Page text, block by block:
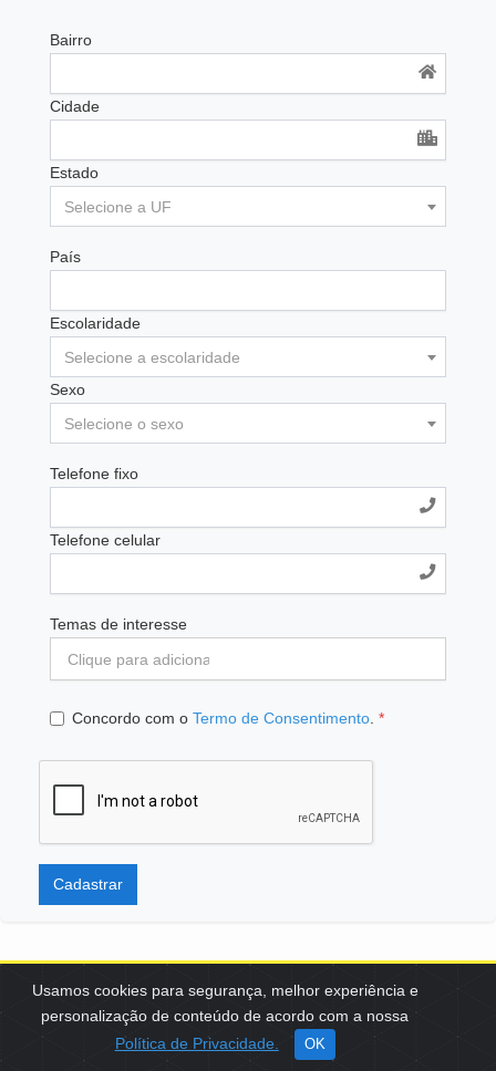
Usamos cookies para segurança, melhor experiência e
personalização de conteúdo de acordo com a nossa
Política de Privacidade.
OK
Bairro
Cidade
Estado
Selecione a UF
País
Escolaridade
Selecione a escolaridade
Sexo
Selecione o sexo
Telefone fixo
Telefone celular
Temas de interesse
Concordo com o Termo de Consentimento *
Cadastrar
SCES, TRECHO 02, LOTE 22 CEP: 70200-002 | BRASÍLIA (DF) | +55
61 3108-7000 / FBB@FBB.ORG.BR